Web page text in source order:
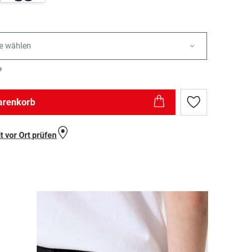
wählen
Zur
Wunschliste
vor Ort prüfen